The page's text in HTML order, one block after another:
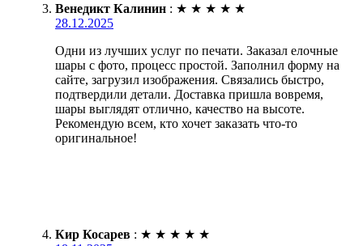
Венедикт Калинин : ★ ★ ★ ★ ★
28.12.2025
Одни из лучших услуг по печати. Заказал елочные
шары с фото, процесс простой. Заполнил форму на
сайте, загрузил изображения. Связались быстро,
подтвердили детали. Доставка пришла вовремя,
шары выглядят отлично, качество на высоте.
Рекомендую всем, кто хочет заказать что-то
оригинальное!
Кир Косарев : ★ ★ ★ ★ ★